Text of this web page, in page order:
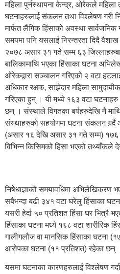
महिला पुर्नस्थापना केन्द्र, ओरेकले महिला
घटनाहरुलाई संकलन तथा विश्लेषण गरी
मार्फत लैंगिक हिंसाको अवस्था सार्वजनिक
समयमा पनि यसलाई निरन्तरता दिदै
२०७८ असार ३१ गते सम्म ६३
बालिकामाथि भएका हिंसाका घटना
ओरेकद्वारा सञ्चालन गरिएको २ वटा
अधिकार रक्षक, साझेदार महिला
गरिएका हुन् । यी मध्ये १६३ वटा
छन् । संस्थाले विगतका बर्षहरुदेखि नै
संस्थाहरुको सहयोगमा घटना संकलन गर्र्दै
(असार १६ देखि असार ३१ गते सम्म) १७६
विभिन्न किसिमको हिंसा भएको तथ्याँकले
निषेधाज्ञाको समयावधिमा अभिलेखिकरण
सबैभन्दा बढी ३४१ वटा घरेलु हिंसाका
यसरी हेर्दा ५० प्रतिशत हिंसा घर भित्रै
हिंसाका घटना मध्ये १६८ वटा शारीरिक
गालीगलौज वा मानसिक हिंसाका घटना
आरोपका घटना (११ प्रतिशत) रहेका छन् ।
यसमा घटनाका कारणहरुलाई विश्लेषण